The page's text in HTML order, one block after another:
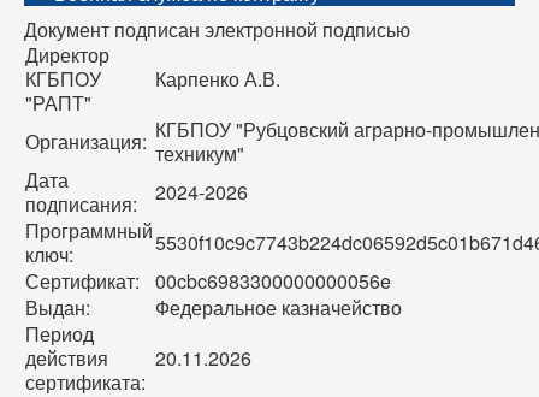
Документ подписан электронной подписью
Директор
КГБПОУ
"РАПТ"
Карпенко А.В.
Организация: КГБПОУ "Рубцовский аграрно-
техникум"
Дата
подписания:
2024-2026
Программный
ключ:
Сертификат:
00cbc6983300000000056e
Выдан:
Федеральное казначейство
Период
действия
сертификата:
20.11.2026